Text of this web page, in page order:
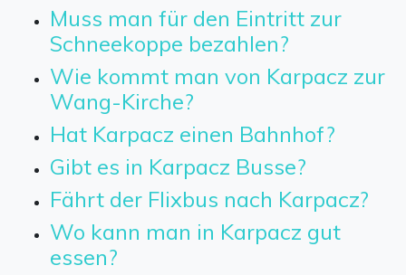
Muss man für den Eintritt zur
Schneekoppe bezahlen?
Wie kommt man von Karpacz zur
Wang-Kirche?
Hat Karpacz einen Bahnhof?
Gibt es in Karpacz Busse?
Fährt der Flixbus nach Karpacz?
Wo kann man in Karpacz gut
essen?